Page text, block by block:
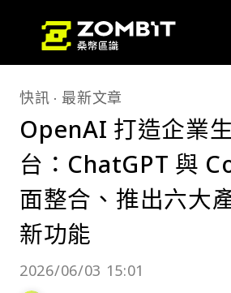
快訊 最新文章
OpenAI 打造企業
台：ChatGPT 與
面整合、推出六大
新功能
2026/06/03 15:01